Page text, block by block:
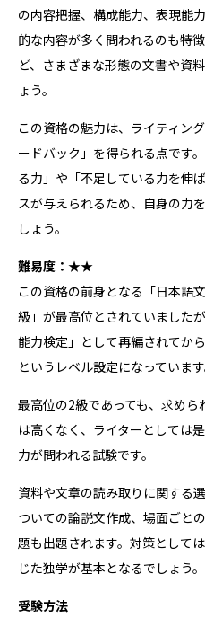
の内容把握、構成能力、表現能
的な内容が多く問われるのも特
ど、さまざまな形態の文書や資
ょう。
この資格の魅力は、ライティン
ードバック」を得られる点です
る力」や「不足している力を伸
スが与えられるため、自身の力
しょう。
難易度：★★
この資格の前身となる「日本語
級」が最高位とされていました
能力検定」として再編されてか
というレベル設定になっています
最高位の2級であっても、求め
は高くなく、ライターとしては
力が問われる試験です。
資料や文章の読み取りに関する
ついての論説文作成、場面ごと
題も出題されます。対策として
じた独学が基本となるでしょう。
受験方法